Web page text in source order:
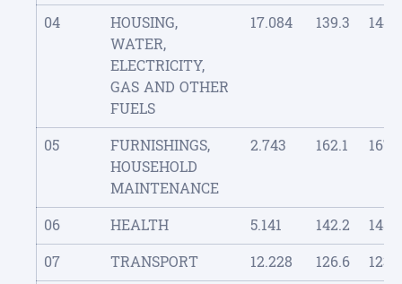
04
HOUSING,
WATER,
ELECTRICITY,
GAS AND OTHER
FUELS
17.084 139.3 144.1
05
FURNISHINGS,
HOUSEHOLD
MAINTENANCE
2.743 162.1 167.3
06 HEALTH 5.141 142.2
145.1
07
TRANSPORT 12.228 126.6
123.1